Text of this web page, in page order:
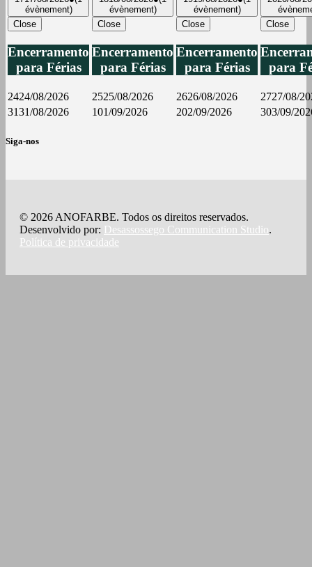
évènement)
Close
Encerramento
para Férias
évènement)
Close
Encerramento
para Férias
évènement)
Close
Encerramento
para Férias
Close
para
2424/08/2026 2525/08/2026 2626/08/2026 2727/08/
3131/08/2026 101/09/2026 202/09/2026 303/09/
Siga-nos
© 2026 ANOFARBE. Todos os direitos reservados.
Desenvolvido por: Desassossego Communication Studio.
Política de privacidade